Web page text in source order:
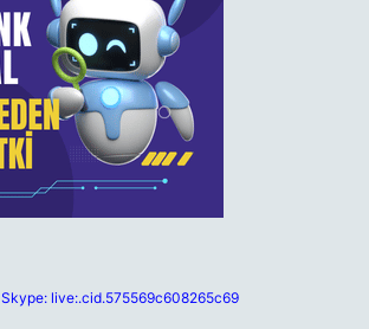
Skype: live:.cid.575569c608265c69